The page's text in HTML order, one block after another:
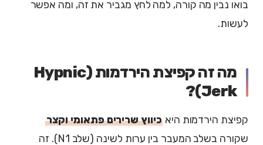
בואו נבין מה קורה, למה לחץ מגביר את זה, ומה אפשר
לעשות.
מה זה קפיצת הירדמות (Hypnic
Jerk)?
קפיצת הירדמות היא כיווץ שרירים פתאומי וקצר
שקורה בשלב המעבר בין ערות לשינה (שלב N1). זה